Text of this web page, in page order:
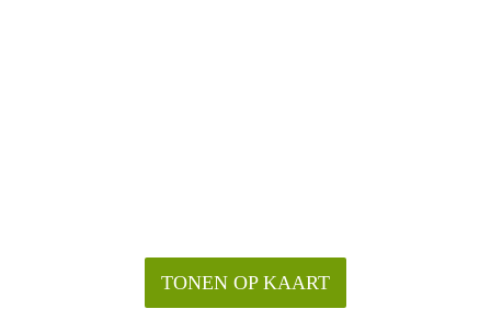
TONEN OP KAART